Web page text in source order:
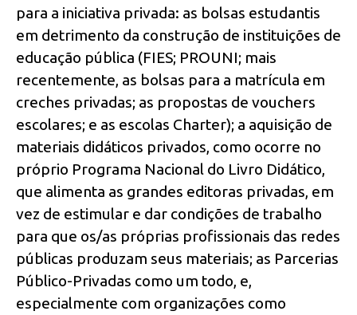
para a iniciativa privada: as bolsas estudantis
em detrimento da construção de instituições de
educação pública (FIES; PROUNI; mais
recentemente, as bolsas para a matrícula em
creches privadas; as propostas de vouchers
escolares; e as escolas Charter); a aquisição de
materiais didáticos privados, como ocorre no
próprio Programa Nacional do Livro Didático,
que alimenta as grandes editoras privadas, em
vez de estimular e dar condições de trabalho
para que os/as próprias profissionais das redes
públicas produzam seus materiais; as Parcerias
Público-Privadas como um todo, e,
especialmente com organizações como